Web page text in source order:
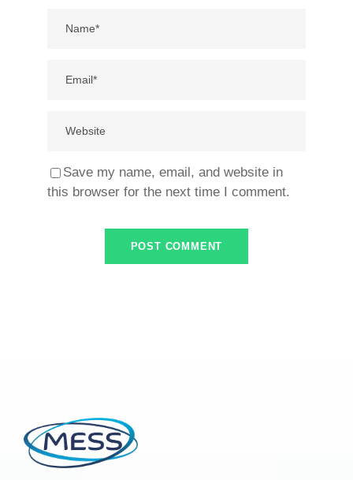
Save my name, email, and website in
this browser for the next time I comment.